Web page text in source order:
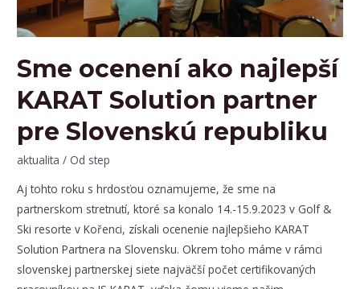
Sme ocenení ako najlepší
KARAT Solution partner
pre Slovenskú republiku
aktualita / Od step
Aj tohto roku s hrdosťou oznamujeme, že sme na
partnerskom stretnutí, ktoré sa konalo 14.-15.9.2023 v Golf &
Ski resorte v Kořenci, získali ocenenie najlepšieho KARAT
Solution Partnera na Slovensku. Okrem toho máme v rámci
slovenskej partnerskej siete najväčší počet certifikovaných